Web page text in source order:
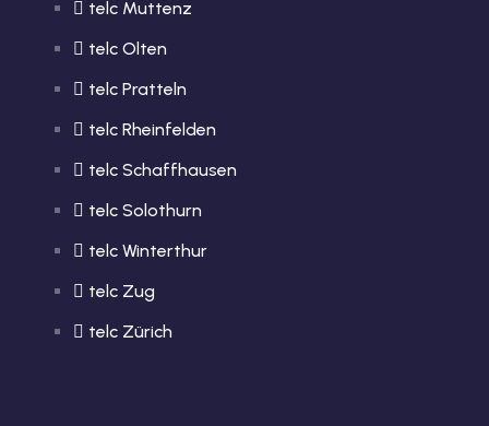
telc Muttenz
telc Olten
telc Pratteln
telc Rheinfelden
telc Schaffhausen
telc Solothurn
telc Winterthur
telc Zug
telc Zürich